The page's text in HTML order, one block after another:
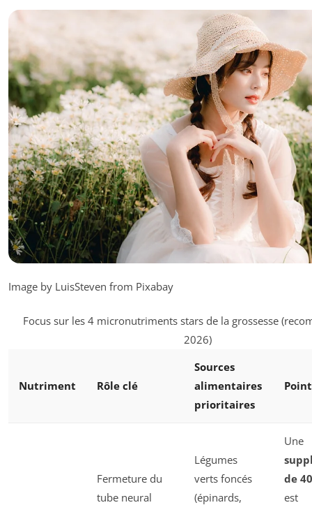
Image by LuisSteven from Pixabay
Focus sur les 4 micronutriments stars de la grossesse
2026)
Nutriment Rôle clé
Sources
alimentaires
prioritaires
Fermeture du
tube neural
Légumes
verts foncés
(épinards,
Une
de
est